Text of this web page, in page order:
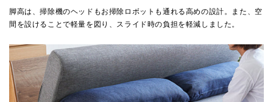
脚高は、掃除機のヘッドもお掃除ロボットも通れる高めの設計。また、空
間を設けることで軽量を図り、スライド時の負担を軽減しました。